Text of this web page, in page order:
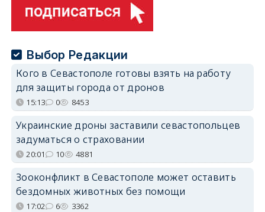
Выбор Редакции
Кого в Севастополе готовы взять на работу
для защиты города от дронов
15:13 0 8453
Украинские дроны заставили севастопольцев
задуматься о страховании
20:01 10 4881
Зооконфликт в Севастополе может оставить
бездомных животных без помощи
17:02 6 3362